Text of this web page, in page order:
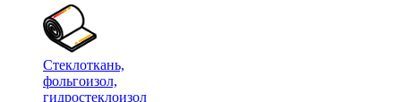
Стеклоткань,
фольгоизол,
гидростеклоизол